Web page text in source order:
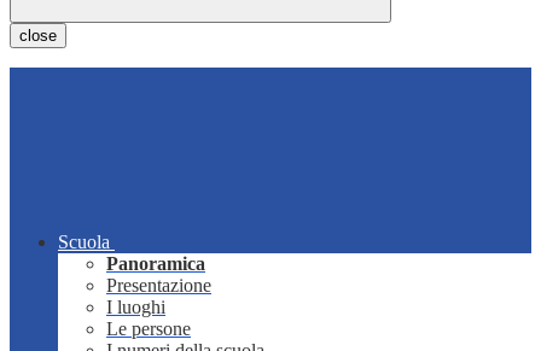
close
Scuola
Panoramica
Presentazione
I luoghi
Le persone